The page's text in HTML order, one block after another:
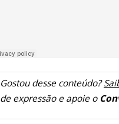
Gostou desse conteúdo?
de expressão e apoie o